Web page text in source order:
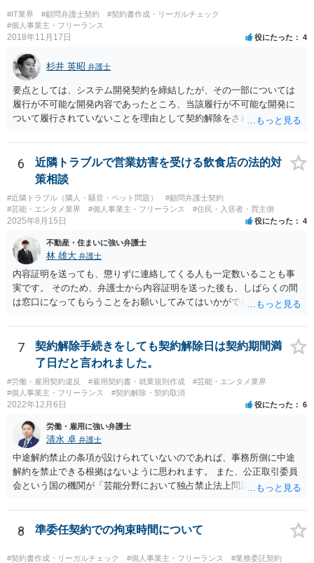
#IT業界 #顧問弁護士契約
#契約書作成・リーガルチェック
#個人事業主・フリーランス
2018年11月17日 役にたった 4
杉井 英昭 弁護士
要点としては、システム開発契約を締結したが、その一部については
履行が不可能な開発内容であったところ、当該履行が不可能な開発に
ついて履行されていないことを理由として契約解除をされた。そこ
いうご質問であると理解しました。 まず、「物理的にできない開発で
一方的に契約不履行のように伝えられ」とのことですが、「物理的に
できない」と真に言えるのかどうか、なぜ「物理的にできない開発」
を請け負うことになったのかが問題です。 もし、「物理的にできな
い」という意味が、単に「契約に記載された納期では間に合わない」
ということであれば、それは単純に履行遅滞を理由とする債務不履行
そのような開発は理論的に不可能（例えば、タイムマシンを作るとい
う契約等）であれば、契約自体が無効になる可能性があります。 いず
れの場合であっても、結局は、上記の「物理的にできない」部分を除
いた部分は開発完了しているということですから、その部分に相当す
る請負代金は請求できる可能性があります。 ただし、当該開発完了部
以上で、より個別的なお話は、詳しい契約内容や開発内容を知る必要
がありますので、正式に弁護士に相談することも検討された方がよい
と思います。
6
近隣トラブルで営業妨害を受ける飲食店の法的対
策相談
#近隣トラブル（隣人・騒音・ペット問題）
#顧問弁護士契約
#芸能・エンタメ業界
#個人事業主・フリーランス #住民・入居者・買主側
2025年8月15日 役にたった 4
不動産・住まいに強い弁護士
林 雄大 弁護士
内容証明を送っても、懲りずに連絡してくる人も一定数いることも事
実です。 そのため、弁護士から内容証明を送った後も、しばらくの間
は窓口になってもらうことをお願いしてみてはいかがでしょうか。 そ
口（弁護士に）言ってください」とだけお伝えし、それ以外には一切
応じないという姿勢をとることができるため、スタッフの方の負担軽
減を図れると思います。 大変な状況かと思いますが、ご参考になりま
したら幸いです。
7
契約解除手続きをしても契約解除日は契約期間満
了日だと言われました。
#労働・雇用契約違反 #雇用契約書・就業規則作成
#芸能・エンタメ業界
#個人事業主・フリーランス
#契約解除・契約取消
2022年12月6日 役にたった 6
労働・雇用に強い弁護士
清水 卓 弁護士
中途解約禁止の条項が設けられていないのであれば、事務所側に中途
解約を禁止できる根拠はないように思われます。 また、公正取引委員
会という国の機関が「芸能分野において独占禁止法上問題となり得る
活動を⾏えない旨の義務を課し，⼜は移籍・独⽴した場合には芸能活
動を妨害する旨⽰唆して，移籍・独⽴を諦めさせること（優越的地位
の濫⽤等）を例示しています。 ライバー事務所にも同様のことが言え
る可能性があり、あなたのケースでも、独占禁止法上問題となり得ま
8 準委任契約での拘束時間について
#契約書作成・リーガルチェック #個人事業主・フリーランス
#業務委託契約